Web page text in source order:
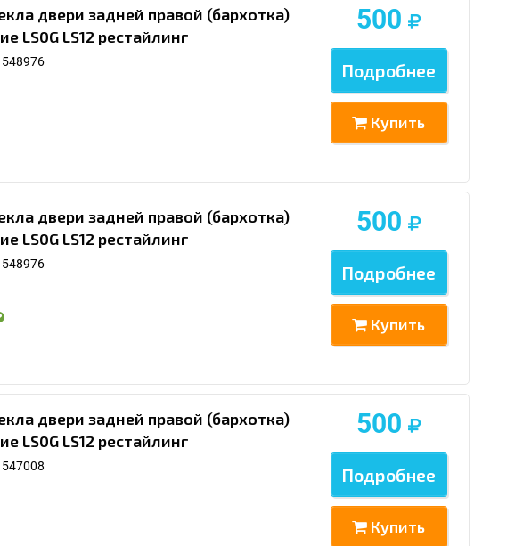
двери задней правой (бархотка)
LS0G LS12 рестайлинг
500
Подробнее
Купить
двери задней правой (бархотка)
LS0G LS12 рестайлинг
500
Подробнее
Купить
двери задней правой (бархотка)
LS0G LS12 рестайлинг
500
Подробнее
Купить
нужную